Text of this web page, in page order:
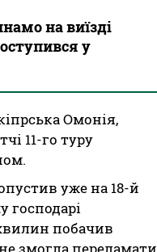
на виїзді
у
Омонія,
11-го туру
уже на 18-й
господарі
побачив